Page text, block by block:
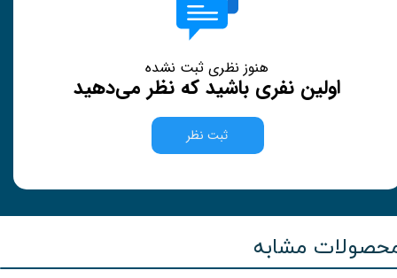
هنوز نظری ثبت نشده
اولین نفری باشید که نظر می‌دهید
ثبت نظر
مشابه